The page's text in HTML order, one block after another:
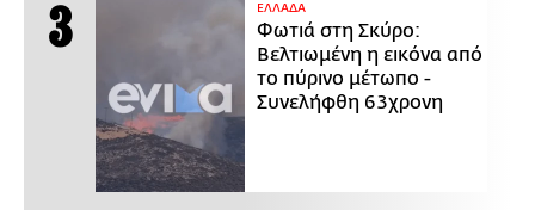
ΕΛΛΑΔΑ
Φωτιά στη Σκύρο:
Βελτιωμένη η εικόνα από
το πύρινο μέτωπο -
Συνελήφθη 63χρονη